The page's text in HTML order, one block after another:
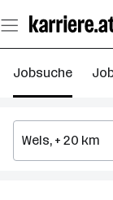
Seiteninhalt
springen
Jobsuche